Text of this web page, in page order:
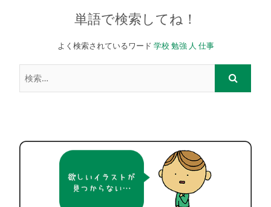
単語で検索してね！
よく検索されているワード 学校 勉強 人 仕事